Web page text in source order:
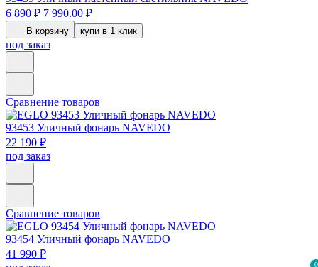
0
6 890 ₽ 7 990.00 ₽
В корзину купи в 1 клик
под заказ
Сравнение товаров
93453 Уличный фонарь NAVEDO
22 190 ₽
под заказ
Сравнение товаров
93454 Уличный фонарь NAVEDO
41 990 ₽